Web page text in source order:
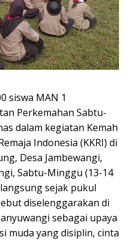
siswa MAN 1
Perkemahan Sabtu-
dalam kegiatan Kemah
Indonesia (KKRI) di
Desa Jambewangi,
Sabtu-Minggu (13-14
sejak pukul
diselenggarakan di
sebagai upaya
muda yang disiplin, cinta